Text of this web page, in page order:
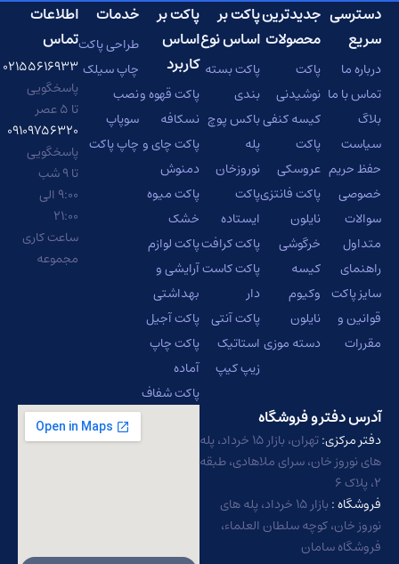
دسترسی
سریع
درباره ما
تماس با ما
بلاگ
سیاست
حفظ حریم
خصوصی
سوالات
متداول
راهنمای
سایز پاکت
قوانین و
مقررات
جدیدترین
محصولات
پاکت
نوشیدنی
کیسه کنفی
پاکت
عروسکی
پاکت فانتزی
نایلون
خرگوشی
کیسه
وکیوم
نایلون
دسته موزی
پاکت بر
اساس نوع
پاکت بسته
بندی
باکس پوچ
پله
نوروزخان
پاکت
ایستاده
پاکت کرافت
پاکت کاست
دار
پاکت آنتی
استاتیک
زیپ کیپ
پاکت بر
اساس
کاربرد
پاکت قهوه و
نسکافه
پاکت چای و
دمنوش
پاکت میوه
خشک
پاکت لوازم
آرایشی و
بهداشتی
پاکت آجیل
پاکت چاپ
آماده
پاکت شفاف
خدمات
طراحی پاکت
چاپ سیلک
نصب
سوپاپ
چاپ پاکت
اطلاعات
تماس
۰۲۱۵۵۶۱۶۹۳۳
پاسخگویی
تا ۵ عصر
۰۹۱۰۹۷۵۶۳۲۰
پاسخگویی
تا ۹ شب
۹:۰۰ الی
۲۱:۰۰
ساعت کاری
مجموعه
آدرس دفتر و فروشگاه
دفتر مرکزی:
تهران، بازار ۱۵ خرداد، پله
های نوروز خان، سرای ملاهادی، طبقه
۲، پلاک ۶
فروشگاه :
بازار ۱۵ خرداد، پله های
نوروز خان، کوچه سلطان العلماء،
فروشگاه سامان